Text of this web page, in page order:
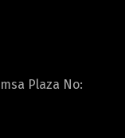
Plaza No: